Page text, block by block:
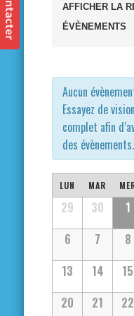
et
de
vues
AFFICHER LA
ÉVÈNEMENTS
Aucun
Essayez de
complet afin
des évènements.
Calendrier
de
Évènements
Calendrier
Évènements
LUN MAR
29 30 1
6
7 8
13
14 15
20
21 22